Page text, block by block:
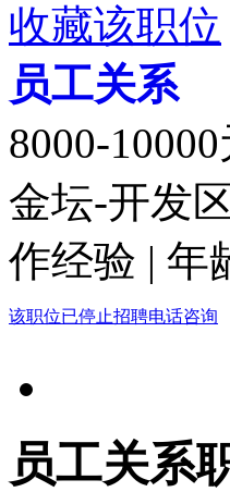
收藏该职位
员工关系
8000-10000
金坛-开发
作经验 | 年
该职位已停止招聘电话咨询
员工关系